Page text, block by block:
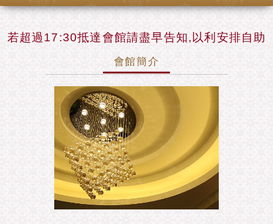
若超過17:30抵達會館請盡早告知,以利安排自助
會館人工辦理入住時間為15:00~17:30前
若超過17:30抵達會館請盡早告知,以利安排自助
入住,感謝您
會館人工辦理入住時間為15:00~17:30前
2023迎新春 玉兔迎春 前兔似錦 福兔迎祥~
會館簡介